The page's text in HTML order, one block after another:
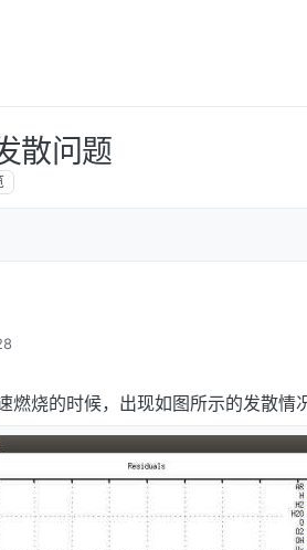
散问题
烧的时候，出现如图所示的发散情